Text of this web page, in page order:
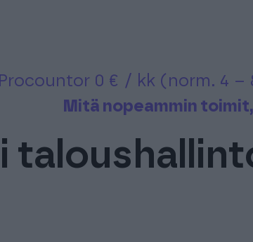
0 € / kk (norm. 4 –
Mitä nopeammin